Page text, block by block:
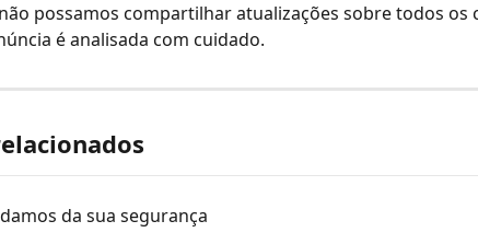
possamos compartilhar atualizações sobre todos os
é analisada com cuidado.
da sua segurança